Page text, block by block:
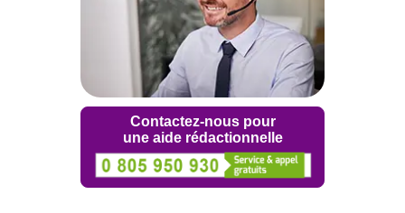
Contactez-nous pour
une aide rédactionnelle